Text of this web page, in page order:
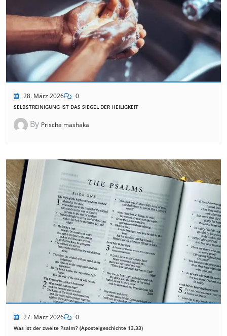
28. März 2026 0
SELBSTREINIGUNG IST DAS SIEGEL DER HEILIGKEIT
By Prischa mashaka
27. März 2026 0
Was ist der zweite Psalm? (Apostelgeschichte 13,33)